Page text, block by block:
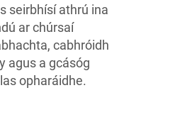
seirbhísí athrú ina
ar chúrsaí
cabhróidh
agus a gcásóg
opharáidhe.